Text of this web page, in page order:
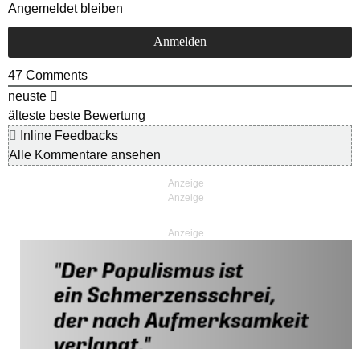
Angemeldet bleiben
47 Comments
neuste
älteste beste Bewertung
Inline Feedbacks
Alle Kommentare ansehen
Anzeige